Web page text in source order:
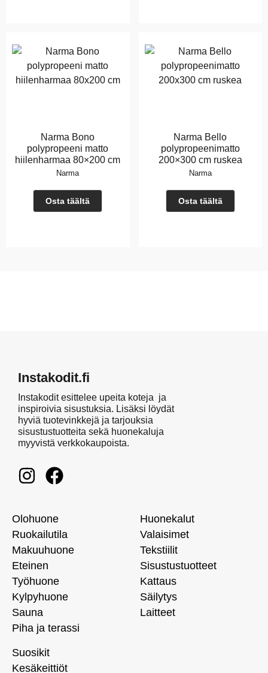
Narma Bono
polypropeeni matto
hiilenharmaa 80×200 cm
Narma
Osta täältä
Narma Bello
polypropeenimatto
200×300 cm ruskea
Narma
Osta täältä
Instakodit.fi
Instakodit esittelee upeita koteja ja
inspiroivia sisustuksia. Lisäksi löydät
hyviä tuotevinkkejä ja tarjouksia
sisustustuotteita sekä huonekaluja
myyvistä verkkokaupoista.
Olohuone
Ruokailutila
Makuuhuone
Eteinen
Työhuone
Kylpyhuone
Sauna
Piha ja terassi
Huonekalut
Valaisimet
Tekstiilit
Sisustustuotteet
Kattaus
Säilytys
Laitteet
Suosikit
Kesäkeittiöt